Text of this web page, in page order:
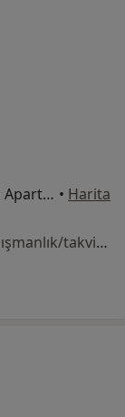
Yörük mahallesi, 383.sokak, Öz Erka Apartmanı,No:7, Manisa • Harita
Bu uzman ilgili adres için online danışmanlık/takvim sunmuyor.